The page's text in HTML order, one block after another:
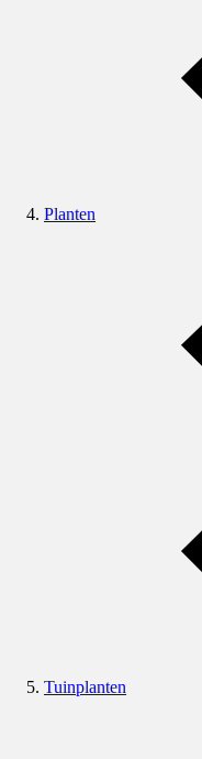
Planten
Tuinplanten